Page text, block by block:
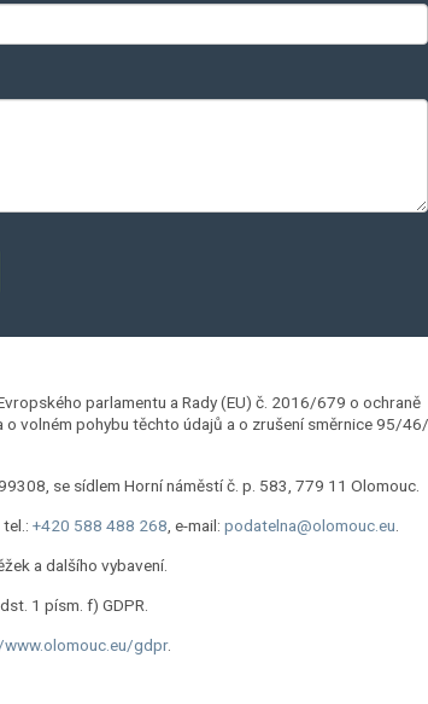
parlamentu a Rady (EU) č. 2016/679 o ochraně
volném pohybu těchto údajů a o zrušení směrnice 95/46/
se sídlem Horní náměstí č. p. 583, 779 11 Olomouc.
+420 588 488 268 , e-mail: podatelna@olomouc.eu
a dalšího vybavení.
1 písm. f) GDPR.
gdpr.